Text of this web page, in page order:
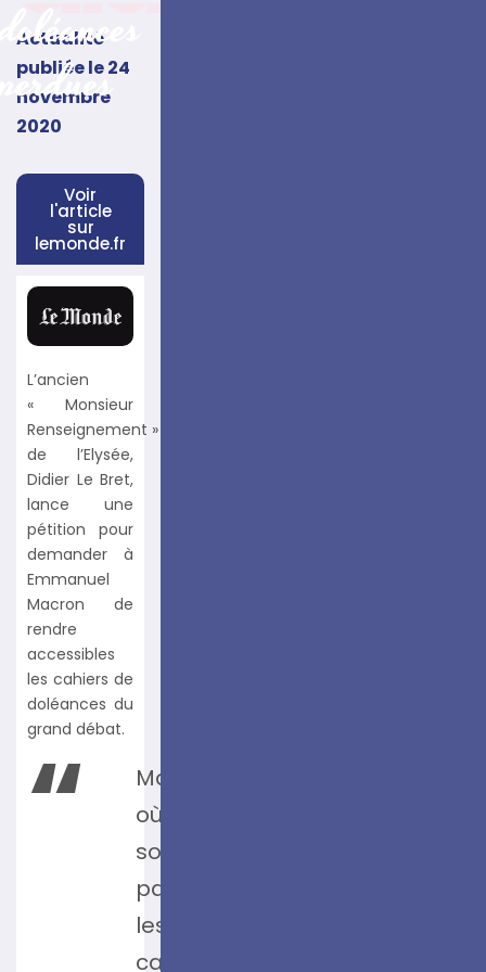
doléances
perdues
Actualité
publiée le24
novembre
2020
Voir
l'article
sur
lemonde.fr
L’ancien
« Monsieur
Renseignement »
de l’Elysée,
Didier Le Bret,
lance une
pétition pour
demander à
Emmanuel
Macron de
rendre
accessibles
les cahiers de
doléances du
grand débat.
Mais
où
sont
passés
les
cahiers